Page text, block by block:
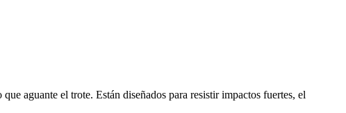
aguante el trote. Están diseñados para resistir impactos fuertes, el